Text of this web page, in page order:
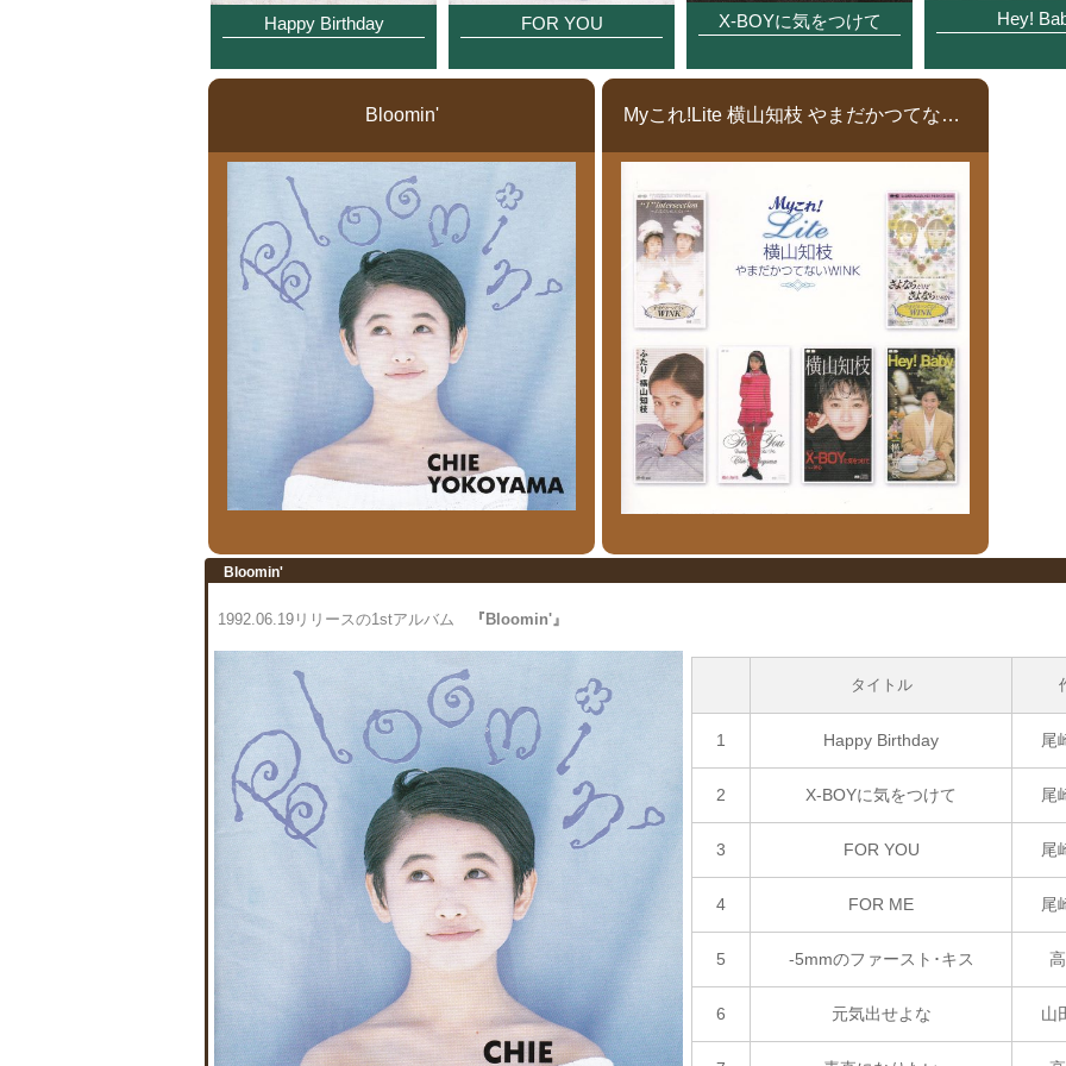
Happy Birthday FOR YOU X-BOYに気をつけて Hey!
Bloomin' Myこれ!Lite 横山知枝 やまだかつてないWINK
Bloomin'
1992.06.19リリースの1stアルバム 『Bloomin'』
タイトル
1 Happy Birthday 尾
2 X-BOYに気をつけて 尾
3 FOR YOU 尾
4 FOR ME 尾
5 -5mmのファースト･キス
6 元気出せよな 山